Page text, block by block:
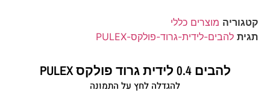
קטגוריה מוצרים כללי
תגית להבים-לידית-גרוד-פולקס-PULEX
להבים 0.4 לידית גרוד פולקס PULEX
להגדלה לחץ על התמונה